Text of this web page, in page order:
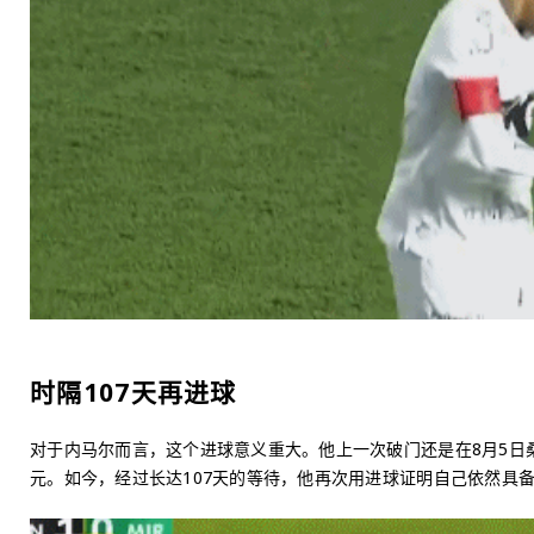
时隔107天再进球
对于内马尔而言，这个进球意义重大。他上一次破门还是在8月5
元。如今，经过长达107天的等待，他再次用进球证明自己依然具